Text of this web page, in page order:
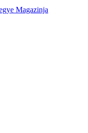
Magazinja